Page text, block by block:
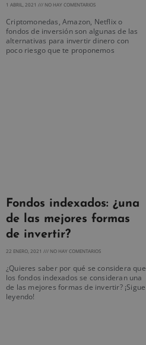
1 ABRIL, 2021 NO HAY COMENTARIOS
Criptomonedas, Amazon, Netflix o
fondos de inversión son algunas de las
alternativas para invertir dinero con
poco riesgo que te proponemos
Fondos indexados: ¿una
de las mejores formas
de invertir?
22 ENERO, 2021 NO HAY COMENTARIOS
¿Quieres saber por qué se considera que
los fondos indexados se consideran una
de las mejores formas de invertir? ¡Sigue
leyendo!